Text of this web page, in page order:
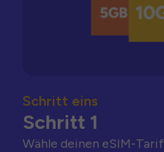
Schritt eins
Schritt 1
Wähle deinen eSIM-Tarif